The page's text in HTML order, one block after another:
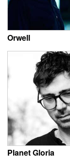
Orwell
Planet Gloria